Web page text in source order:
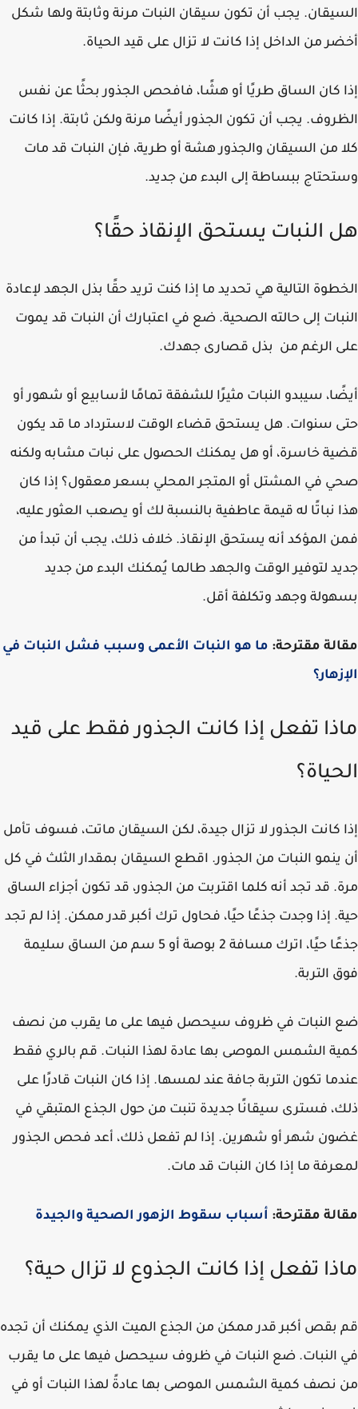
يجب أن تكون سيقان النبات مرنة وثابتة ولها شكل
من الداخل إذا كانت لا تزال على قيد الحياة.
كان الساق طريًا أو هشًا، فافحص الجذور بحثًا عن نفس
يجب أن تكون الجذور أيضًا مرنة ولكن ثابتة. إذا كانت
من السيقان والجذور هشة أو طرية، فإن النبات قد مات
ببساطة إلى البدء من جديد.
النبات يستحق الإنقاذ حقًا؟
التالية هي تحديد ما إذا كنت تريد حقًا بذل الجهد لإعادة
إلى حالته الصحية. ضع في اعتبارك أن النبات قد يموت
الرغم من بذل قصارى جهدك.
سيبدو النبات مثيرًا للشفقة تمامًا لأسابيع أو شهور أو
سنوات. هل يستحق قضاء الوقت لاسترداد ما قد يكون
خاسرة، أو هل يمكنك الحصول على نبات مشابه ولكنه
في المشتل أو المتجر المحلي بسعر معقول؟ إذا كان
نباتًا له قيمة عاطفية بالنسبة لك أو يصعب العثور عليه،
المؤكد أنه يستحق الإنقاذ. خلاف ذلك، يجب أن تبدأ من
لتوفير الوقت والجهد طالما يُمكنك البدء من جديد
وجهد وتكلفة أقل.
مقترحة: ما هو النبات الأعمى وسبب فشل النبات في
تفعل إذا كانت الجذور فقط على قيد
كانت الجذور لا تزال جيدة، لكن السيقان ماتت، فسوف تأمل
ينمو النبات من الجذور. اقطع السيقان بمقدار الثلث في كل
قد تجد أنه كلما اقتربت من الجذور، قد تكون أجزاء الساق
إذا وجدت جذعًا حيًا، فحاول ترك أكبر قدر ممكن. إذا لم تجد
جذعًا حيًا، اترك مسافة 2 بوصة أو 5 سم من الساق سليمة
التربة.
النبات في ظروف سيحصل فيها على ما يقرب من نصف
الشمس الموصى بها عادة لهذا النبات. قم بالري فقط
تكون التربة جافة عند لمسها. إذا كان النبات قادرًا على
فسترى سيقانًا جديدة تنبت من حول الجذع المتبقي في
شهر أو شهرين. إذا لم تفعل ذلك، أعد فحص الجذور
ما إذا كان النبات قد مات.
مقترحة: أسباب سقوط الزهور الصحية والجيدة
تفعل إذا كانت الجذوع لا تزال حية؟
بقص أكبر قدر ممكن من الجذع الميت الذي يمكنك أن تجده
النبات. ضع النبات في ظروف سيحصل فيها على ما يقرب
نصف كمية الشمس الموصى بها عادةً لهذا النبات أو في